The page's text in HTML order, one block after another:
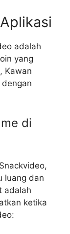
adalah
yang
Kawan
di
luang dan
adalah
ketika